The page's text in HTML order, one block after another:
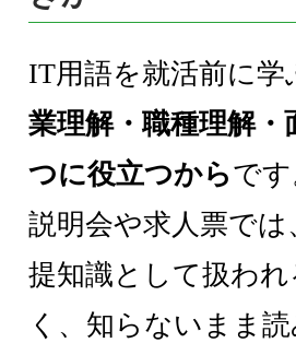
IT用語を就活前に学
業理解・職種理解・
つに役立つからで
説明会や求人票で
提知識として扱わ
く、知らないまま